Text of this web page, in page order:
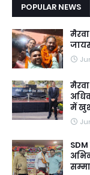
POPULAR NEWS
में